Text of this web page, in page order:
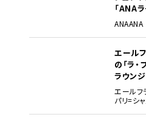
「ANA
グ」開始
ANA
エール
の「ラ
ラウン
エールフ
パリ=シ